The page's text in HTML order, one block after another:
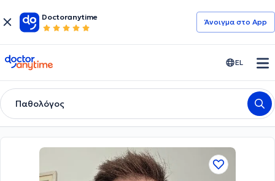
Doctoranytime
Άνοιγμα στο App
doctoranytime EL
Παθολόγος